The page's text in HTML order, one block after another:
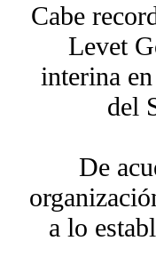
Cabe
Levet
interina
del
De
a lo